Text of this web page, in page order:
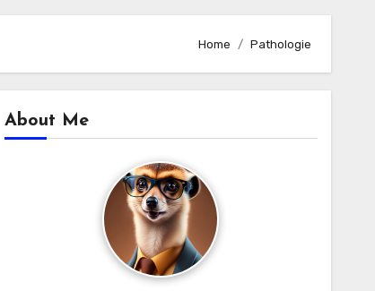
Home Pathologie
About Me